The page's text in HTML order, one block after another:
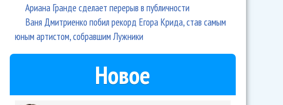
Ариана Гранде сделает перерыв в публичности
Ваня Дмитриенко побил рекорд Егора Крида, став самым
юным артистом, собравшим Лужники
Новое